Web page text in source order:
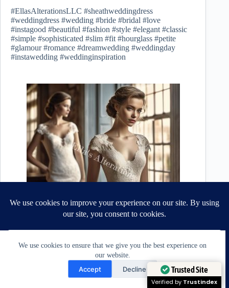
We use cookies to ensure that we give you the best experience on
our website.
Accept Decline
#EllasAlterationsLLC #sheathweddingdress
#weddingdress #wedding #bride #bridal #love
#instagood #beautiful #fashion #style #elegant #classic
#simple #sophisticated #slim #fit #hourglass #petite
#glamour #romance #dreamwedding #weddingday
#instawedding #weddinginspiration
Chic Backless Bridal Beauty
FAQ:
¿Puedo encontrar vestidos de novia rectos asequibles que
Need Help?
Open chaty
Trusted Site
Verified by Trustindex